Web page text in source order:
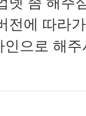
전에 따라
인으로 해주